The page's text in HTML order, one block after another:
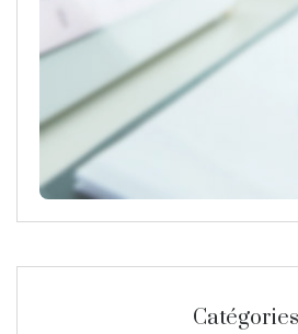
Catégories